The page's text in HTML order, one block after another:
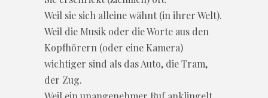
Weil sie sich alleine wähnt (in ihrer Welt).
Weil die Musik oder die Worte aus den
Kopfhörern (oder eine Kamera)
wichtiger sind als das Auto, die Tram,
der Zug.